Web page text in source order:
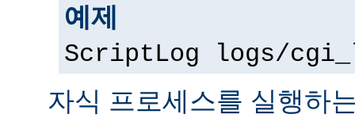
예제
ScriptLog logs/
자식 프로세스를 실행하